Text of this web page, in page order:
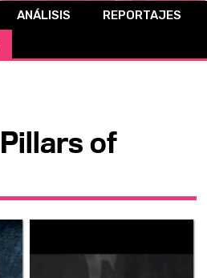
CÓMICS
ANÁLISIS
REPORTAJES
of